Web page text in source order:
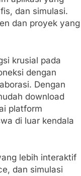
dan simulasi.
dan proyek yang
krusial pada
dengan
Dengan
download
platform
di luar kendala
lebih interaktif
dan simulasi